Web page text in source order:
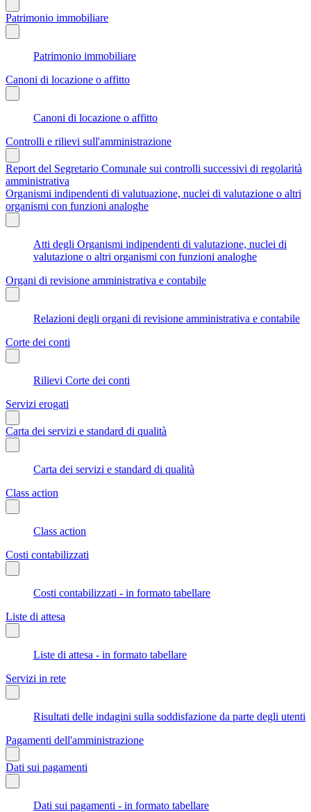
Patrimonio immobiliare
Patrimonio immobiliare
Canoni di locazione o affitto
Canoni di locazione o affitto
Controlli e rilievi sull'amministrazione
Report del Segretario Comunale sui controlli successivi di regolarità
amministrativa
Organismi indipendenti di valutuazione, nuclei di valutazione o altri
organismi con funzioni analoghe
Atti degli Organismi indipendenti di valutazione, nuclei di
valutazione o altri organismi con funzioni analoghe
Organi di revisione amministrativa e contabile
Relazioni degli organi di revisione amministrativa e contabile
Corte dei conti
Rilievi Corte dei conti
Servizi erogati
Carta dei servizi e standard di qualità
Carta dei servizi e standard di qualità
Class action
Class action
Costi contabilizzati
Costi contabilizzati - in formato tabellare
Liste di attesa
Liste di attesa - in formato tabellare
Servizi in rete
Risultati delle indagini sulla soddisfazione da parte degli utenti
Pagamenti dell'amministrazione
Dati sui pagamenti
Dati sui pagamenti - in formato tabellare